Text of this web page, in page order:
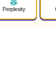
Perplexity